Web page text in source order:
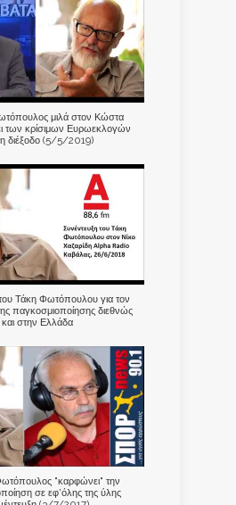
μιλά στον Κώστα
των κρίσιμων Ευρωεκλογών
διέξοδο (5/5/2019)
Τάκη Φωτόπουλου για τον
παγκοσμιοποίησης διεθνώς
και στην Ελλάδα
"καρφώνει" την
σε εφ'όλης της ύλης